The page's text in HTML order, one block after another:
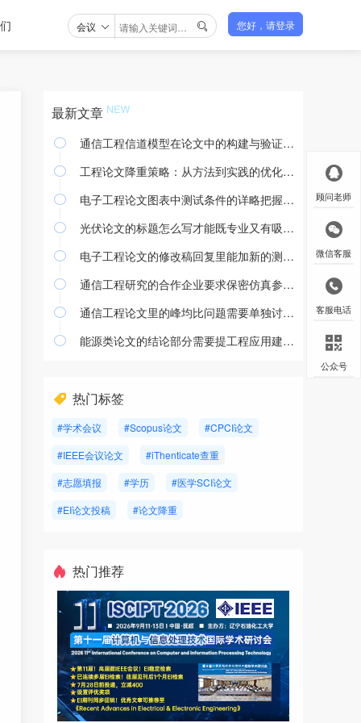
会议  您好，请登录
最新文章
 通信工程信道模型在论文中的构建与验证方法
 工程论文降重策略：从方法到实践的优化途径
 电子工程论文图表中测试条件的详略把握与撰写规范
 光伏论文的标题怎么写才能既专业又有吸引力
 电子工程论文的修改稿回复里能加新的测试结果吗
 通信工程研究的合作企业要求保密仿真参数怎么处理
 通信工程论文里的峰均比问题需要单独讨论吗
 能源类论文的结论部分需要提工程应用建议吗
热门标签
#学术会议 #Scopus论文
#CPCI论文
#IEEE会议论文
#iThenticate查重
#志愿填报
#学历
#医学SCI论文
#EI论文投稿
#论文降重
热门推荐
顾问老师
微信客服
客服电话
公众号